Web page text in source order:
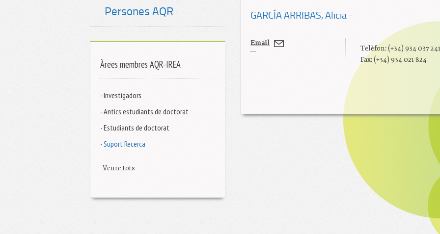
Persones AQR
Àrees membres AQR-IREA
- Investigadors
- Antics estudiants de doctorat
- Estudiants de doctorat
- Suport Recerca
Veure tots
GARCÍA ARRIBAS, Alicia -
Email
Telèfon: (+34) 934 037 241
Fax: (+34) 934 021 824